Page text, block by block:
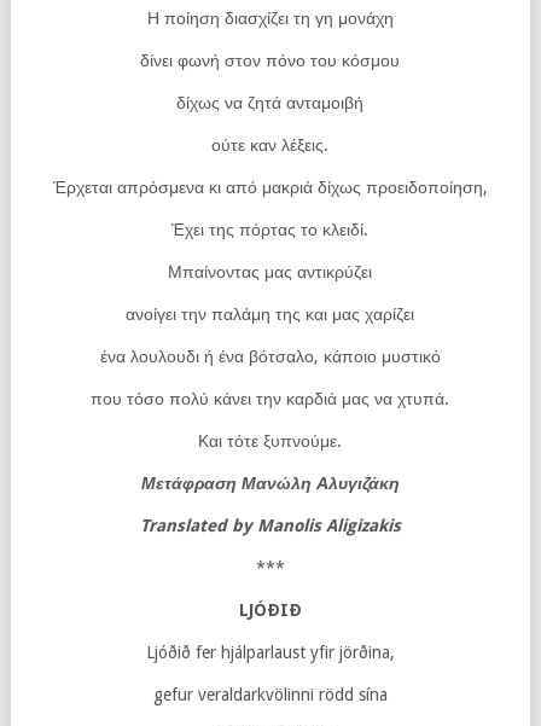
Η ποίηση διασχίζει τη γη μονάχη
δίνει φωνή στον πόνο του κόσμου
δίχως να ζητά ανταμοιβή
ούτε καν λέξεις.
Έρχεται απρόσμενα κι από μακριά δίχως προειδοποίηση,
Έχει της πόρτας το κλειδί.
Μπαίνοντας μας αντικρύζει
ανοίγει την παλάμη της και μας χαρίζει
ένα λουλουδι ή ένα βότσαλο, κάποιο μυστικό
που τόσο πολύ κάνει την καρδιά μας να χτυπά.
Και τότε ξυπνούμε.
Μετάφραση Μανώλη Αλυγιζάκη
Translated by Manolis Aligizakis
***
LJÓÐIÐ
Ljóðið fer hjálparlaust yfir jörðina,
gefur veraldarkvölinni rödd sína